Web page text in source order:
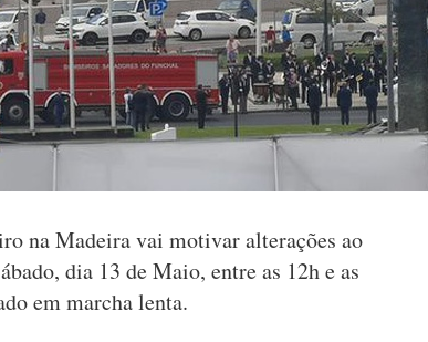
na Madeira vai motivar alterações ao
dia 13 de Maio, entre as 12h e as
em marcha lenta.